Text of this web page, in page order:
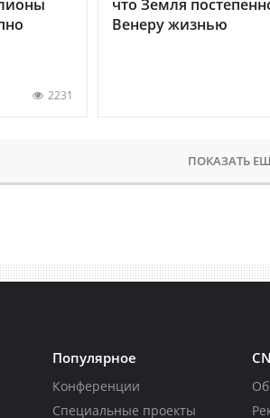
2231
что Земля
Венеру жизнью
ПОКАЗАТЬ
Популярное
Конференции
Специальные проекты